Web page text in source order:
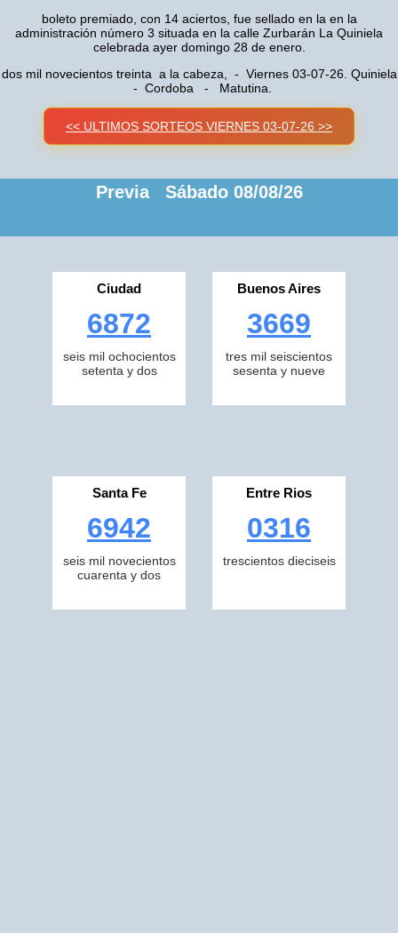
boleto premiado, con 14 aciertos, fue sellado en la en la
administración número 3 situada en la calle Zurbarán La Quiniela
celebrada ayer domingo 28 de enero.
dos mil novecientos treinta a la cabeza, - Viernes 03-07-26. Quiniela
- Cordoba - Matutina.
<< ULTIMOS SORTEOS VIERNES 03-07-26 >>
Previa Sábado 08/08/26
Ciudad
6872
seis mil ochocientos
setenta y dos
Buenos Aires
3669
tres mil seiscientos
sesenta y nueve
Santa Fe
6942
seis mil novecientos
cuarenta y dos
Entre Rios
0316
trescientos dieciseis